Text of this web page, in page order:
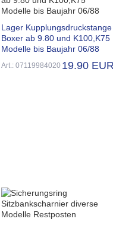
Lager Kupplungsdruckstange
Boxer ab 9.80 und K100,K75
Modelle bis Baujahr 06/88
Art.: 07119984020 19.90